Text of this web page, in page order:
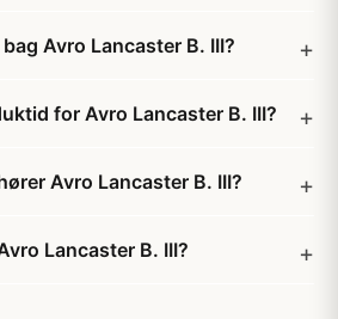
Avro Lancaster B. III?
for Avro Lancaster B. III?
Avro Lancaster B. III?
Lancaster B. III?